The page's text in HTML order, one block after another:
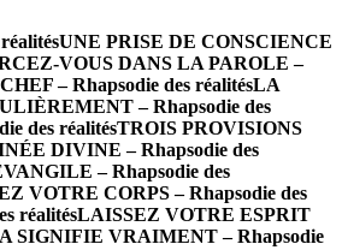
UNE PRISE DE CONSCIENCE
VOUS DANS LA PAROLE –
– Rhapsodie des réalitésLA
– Rhapsodie des
des réalitésTROIS PROVISIONS
DIVINE – Rhapsodie des
– Rhapsodie des
VOTRE CORPS – Rhapsodie des
réalitésLAISSEZ VOTRE ESPRIT
SIGNIFIE VRAIMENT – Rhapsodie